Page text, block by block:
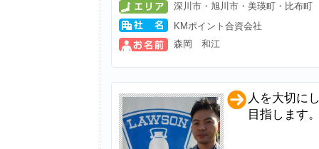
深川市・旭川市・美瑛町・比布町
KMポイント合資会社
森岡 和江
人を大切に
目指します